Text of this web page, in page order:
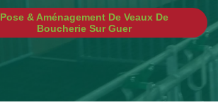
Pose & Aménagement De Veaux De
Boucherie Sur Guer